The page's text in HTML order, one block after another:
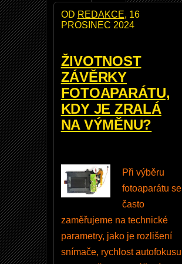
OD REDAKCE, 16
PROSINEC 2024
ŽIVOTNOST
ZÁVĚRKY
FOTOAPARÁTU,
KDY JE ZRALÁ
NA VÝMĚNU?
Při výběru
fotoaparátu se
často
zaměřujeme na technické
parametry, jako je rozlišení
snímače, rychlost autofokusu
e
t
b
n
o
v
e
e
h
o